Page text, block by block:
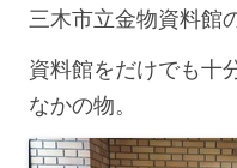
三木市立金物資料館
資料館をだけでも十
なかの物。